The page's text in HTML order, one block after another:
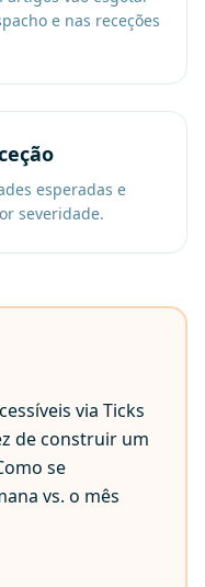
e nas receções
esperadas e
severidade.
via Ticks
de construir um
se
vs. o mês